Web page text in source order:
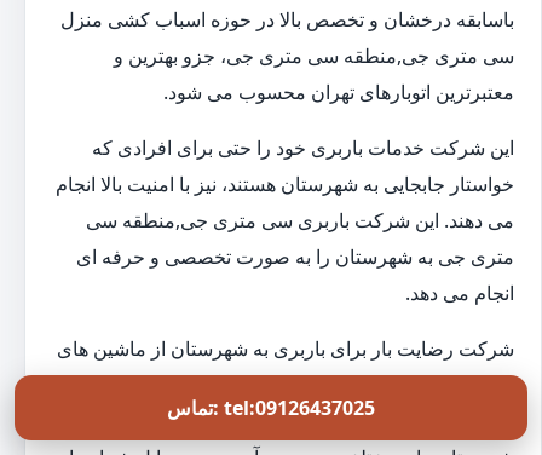
باسابقه درخشان و تخصص بالا در حوزه اسباب کشی منزل
سی متری جی,منطقه سی متری جی، جزو بهترین و
معتبرترین اتوبارهای تهران محسوب می شود.
این شرکت خدمات باربری خود را حتی برای افرادی که
خواستار جابجایی به شهرستان هستند، نیز با امنیت بالا انجام
می دهند. این شرکت باربری سی متری جی,منطقه سی
متری جی به شهرستان را به صورت تخصصی و حرفه ای
انجام می دهد.
شرکت رضایت بار برای باربری به شهرستان از ماشین های
سقف دار براساس حجم وسایل شما استفاده می کند. این
باربری به صورت شبانه روزی خدمات حمل بار را به
تماس: tel:09126437025